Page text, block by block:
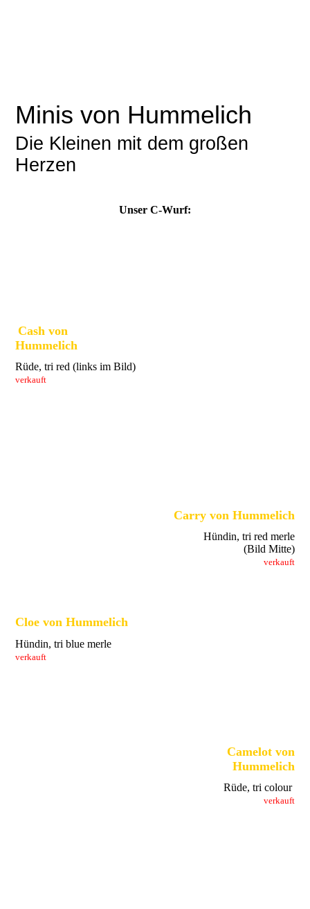
Minis von Hummelich
Die Kleinen mit dem großen
Herzen
Unser C-Wurf:
Cash von
Hummelich
Rüde, tri red (links im Bild)
verkauft
Carry von Hummelich
Hündin, tri red merle
(Bild Mitte)
verkauft
Cloe von Hummelich
Hündin, tri blue merle
verkauft
Camelot von
Hummelich
Rüde, tri colour
verkauft